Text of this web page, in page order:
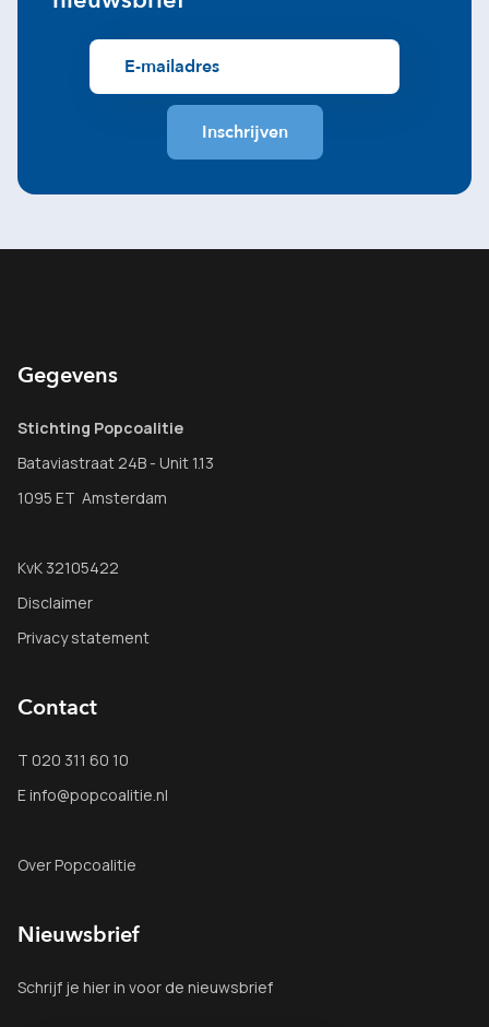
Gegevens
Stichting Popcoalitie
Bataviastraat 24B - Unit 1.13
1095 ET Amsterdam
KvK 32105422
Disclaimer
Privacy statement
Contact
T 020 311 60 10
E info@popcoalitie.nl
Over Popcoalitie
Nieuwsbrief
Schrijf je hierin voor de nieuwsbrief